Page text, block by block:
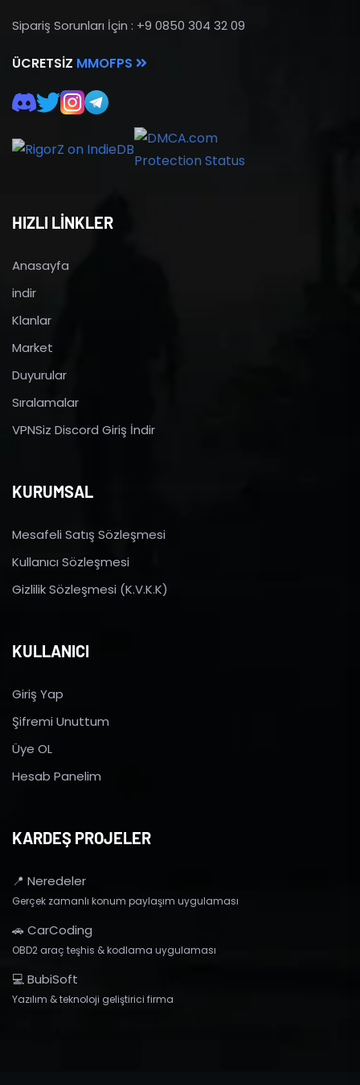
Sipariş Sorunları İçin : +9 0850 304 32 09
ÜCRETSIZ MMOFPS
HIZLI LİNKLER
Anasayfa
indir
Klanlar
Market
Duyurular
Sıralamalar
VPNSiz Discord Giriş İndir
KURUMSAL
Mesafeli Satış Sözleşmesi
Kullanıcı Sözleşmesi
Gizlilik Sözleşmesi (K.V.K.K)
KULLANICI
Giriş Yap
Şifremi Unuttum
Üye OL
Hesab Panelim
KARDEŞ PROJELER
📍 Neredeler
Gerçek zamanlı konum paylaşım uygulaması
🚗 CarCoding
OBD2 araç teşhis & kodlama uygulaması
💻 BubiSoft
Yazılım & teknoloji geliştirici firma